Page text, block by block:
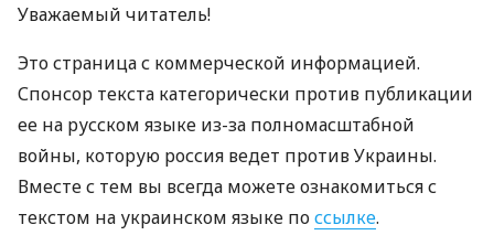
Уважаемый читатель!
Это страница с коммерческой информацией.
Спонсор текста категорически против публикации
ее на русском языке из-за полномасштабной
войны, которую россия ведет против Украины.
Вместе с тем вы всегда можете ознакомиться с
текстом на украинском языке поссылке.